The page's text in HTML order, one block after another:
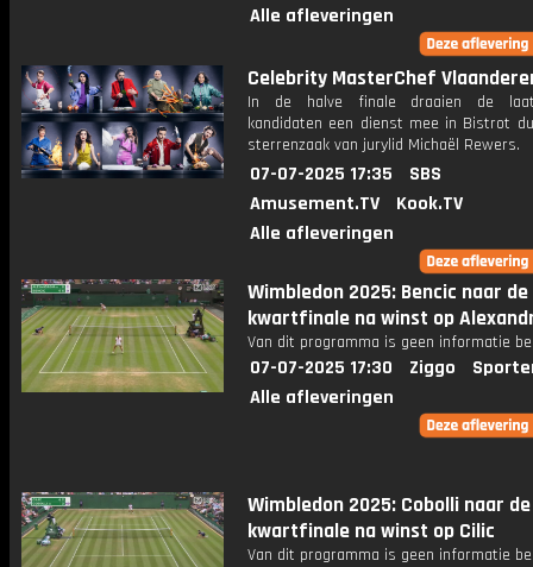
Alle afleveringen
Celebrity MasterChef
In de halve finale draaien de
kandidaten een dienst mee in Bistrot
sterrenzaak van jurylid Michaël Rewers.
07-07-2025 17:35
SBS
Amusement.TV
Kook.TV
Alle afleveringen
Wimbledon 2025: Bencic naar de
kwartfinale na winst op
Van dit programma is geen informatie
07-07-2025 17:30 Ziggo
Alle afleveringen
Wimbledon 2025: Cobolli naar de
kwartfinale na winst op Cilic
Van dit programma is geen informatie